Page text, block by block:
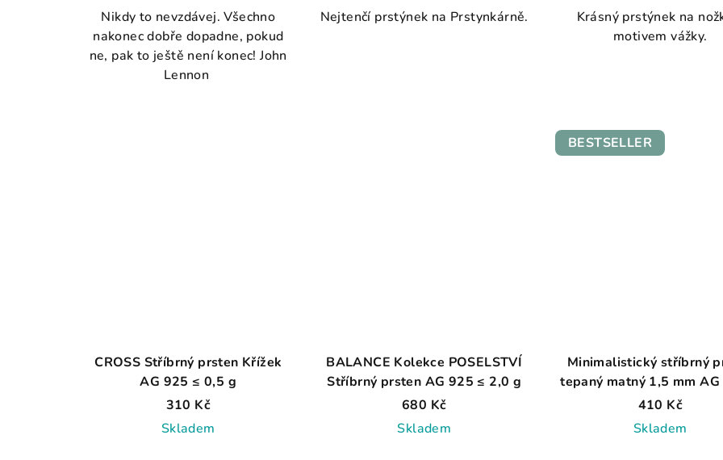
produktu
je
5,0
z
Nikdy to nevzdávej. Všechno
nakonec dobře dopadne, pokud
ne, pak to ještě není konec! John
Lennon
produktu
Nejtenčí prstýnek na Prstynkárně.
Krásný prstýnek na
motivem vážky.
CROSS Stříbrný prsten Křížek
AG 925 ≤ 0,5 g
310 Kč
Skladem
BALANCE Kolekce POSELSTVÍ
Stříbrný prsten AG 925 ≤ 2,0 g
680 Kč
Skladem
BESTSELLER
Minimalistický stříbrný
tepaný matný 1,5 mm
0,9 g
410 Kč
Skladem